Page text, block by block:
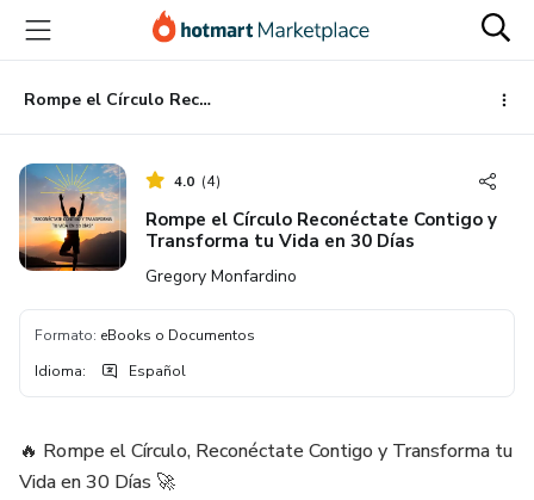
principal
página
de
página
Rompe el Círculo Reconéctate Contigo y Transforma tu Vida en 30 Días
4.0 (4)
Rompe el Círculo Reconéctate Contigo y
Transforma tu Vida en 30 Días
Gregory Monfardino
Formato: eBooks o Documentos
Idioma: Español
🔥 Rompe el Círculo, Reconéctate Contigo y Transforma tu
Vida en 30 Días 🚀